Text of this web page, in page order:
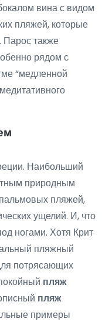
вина с видом
пляжей, которые
также
рядом с
“медленной
Наибольший
природным
пляжей,
ущелий. И, что
ногами. Хотя Крит
пляжный
потрясающих
пляж
пляж
примеры